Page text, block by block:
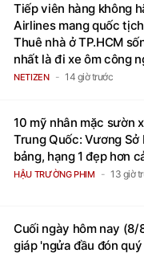
Tiếp viên hàng không
Airlines mang quốc
Thuê nhà ở TP.HCM
nhất là đi xe ôm công
NETIZEN 14 giờ trước
10 mỹ nhân mặc sườn
Trung Quốc: Vương Sở
bảng, hạng 1 đẹp hơn
HẬU TRƯỜNG PHIM 13 giờ
Cuối ngày hôm nay
giáp 'ngửa đầu đón